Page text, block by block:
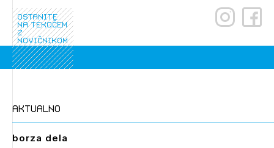
ostanite
na tekočem
z
novičnikom
aktualno
borza dela